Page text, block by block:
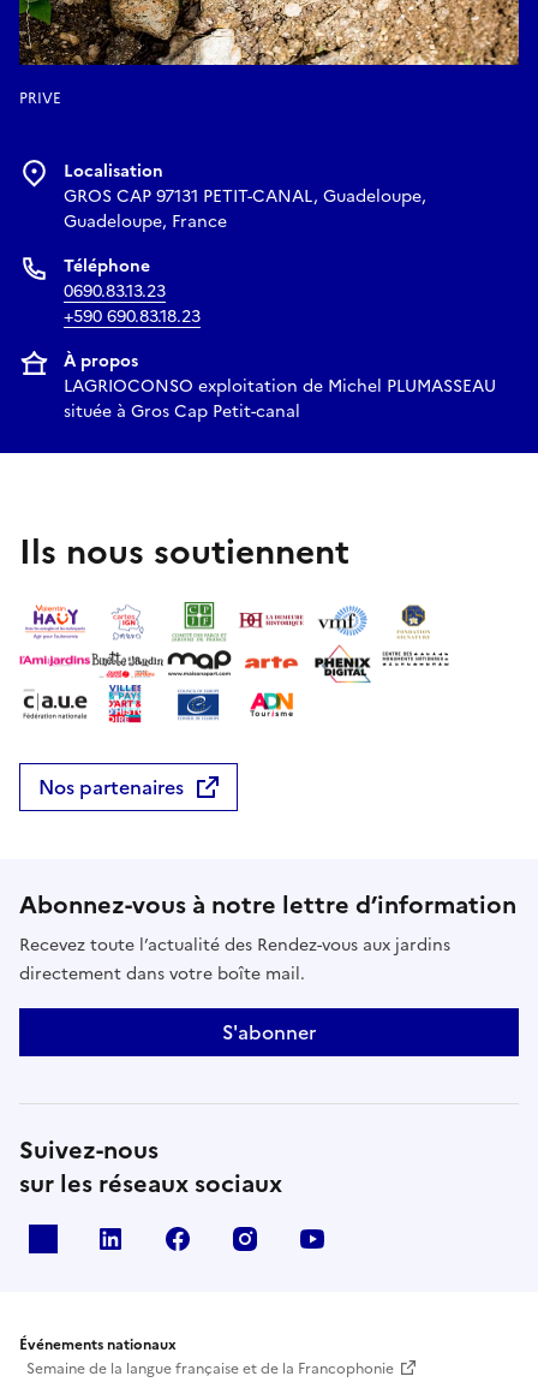
PRIVE
Localisation
GROS CAP 97131 PETIT-CANAL, Guadeloupe,
Guadeloupe, France
Téléphone
0690.83.13.23
+590 690.83.18.23
À propos
LAGRIOCONSO exploitation de Michel PLUMASSEAU
située à Gros Cap Petit-canal
Ils nous soutiennent
Nos partenaires
Abonnez-vous à notre lettre d’information
Recevez toute l’actualité des Rendez-vous aux jardins
directement dans votre boîte mail.
S'abonner
Suivez-nous
sur les réseaux sociaux
Linkedin Facebook Instagram
Événements nationaux
Semaine de la langue française et de la Francophonie